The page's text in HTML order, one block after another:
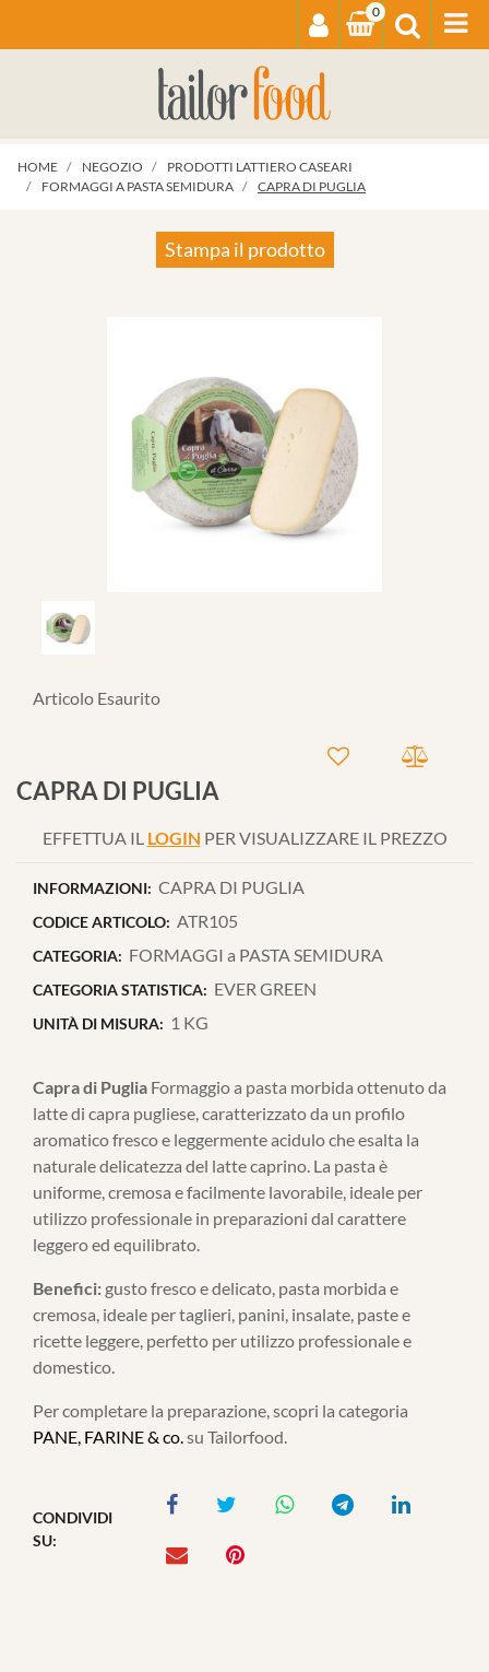
0
HOME NEGOZIO
PRODOTTI LATTIERO CASEARI
FORMAGGI A PASTA SEMIDURA
CAPRA DI PUGLIA
Stampa il prodotto
Articolo Esaurito
CAPRA DI PUGLIA
EFFETTUA IL LOGIN PER VISUALIZZARE IL PREZZO
INFORMAZIONI: CAPRA DI PUGLIA
CODICE ARTICOLO: ATR105
CATEGORIA: FORMAGGI a PASTA SEMIDURA
CATEGORIA STATISTICA: EVER GREEN
UNITÀ DI MISURA: 1 KG
Capra di Puglia Formaggio a pasta morbida ottenuto da
latte di capra pugliese, caratterizzato da un profilo
aromatico fresco e leggermente acidulo che esalta la
naturale delicatezza del latte caprino. La pasta è
uniforme, cremosa e facilmente lavorabile, ideale per
utilizzo professionale in preparazioni dal carattere
leggero ed equilibrato.
Benefici: gusto fresco e delicato, pasta morbida e
cremosa, ideale per taglieri, panini, insalate, paste e
ricette leggere, perfetto per utilizzo professionale e
domestico.
Per completare la preparazione, scopri la categoria
PANE, FARINE & co.su Tailorfood.
CONDIVIDI
SU: